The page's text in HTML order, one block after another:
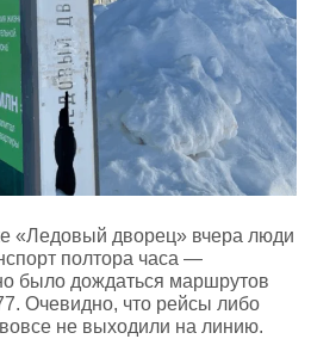
«Ледовый дворец» вчера люди
полтора часа —
было дождаться маршрутов
Очевидно, что рейсы либо
не выходили на линию.